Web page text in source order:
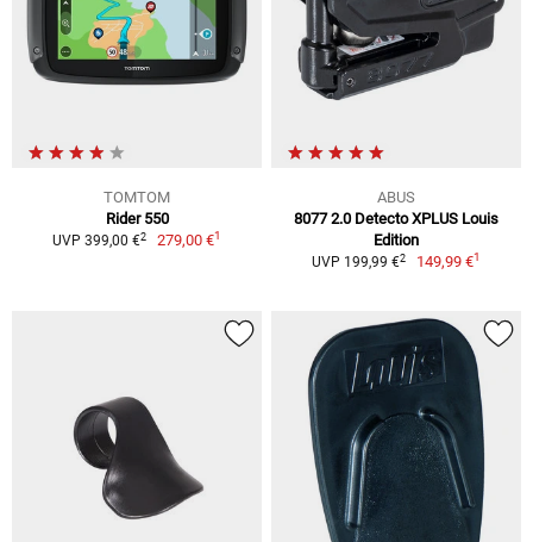
TOMTOM
Rider 550
UVP 399,00 €2 279,00 €1
ABUS
8077 2.0 Detecto XPLUS Louis
Edition
UVP 199,99 €2 149,99 €1